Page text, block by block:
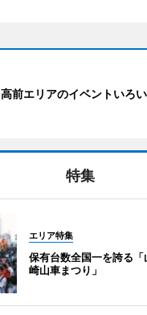
高前エリアのイベントいろ
特集
エリア特集
保有台数全国一を誇る
崎山車まつり」